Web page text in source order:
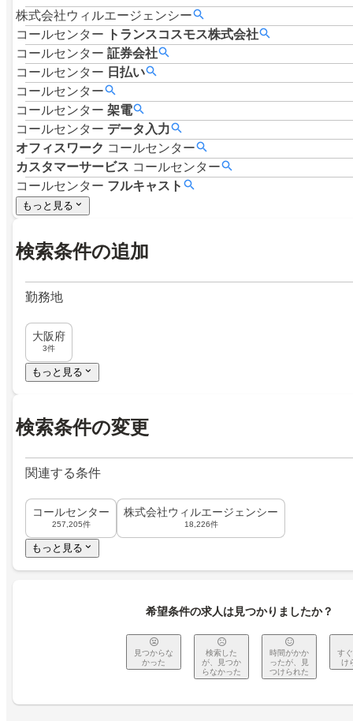
株式会社ウィルエージェンシー
コールセンター
トランスコスモス株式会社
コールセンター 証券会社
コールセンター 日払い
コールセンター
コールセンター 架電
コールセンター データ入力
オフィスワーク コールセンター
カスタマーサービス コールセンター
コールセンター フルキャスト
もっと見る
検索条件の追加
勤務地
大阪府
3件
もっと見る
検索条件の変更
関連する条件
コールセンター
257,205件
株式会社ウィルエージェンシー
18,226件
もっと見る
希望条件の求人は見つかりましたか？
見つからな
かった
検索した
が、見つか
らなかった
時間がかか
ったが、見
つけられた
す
け